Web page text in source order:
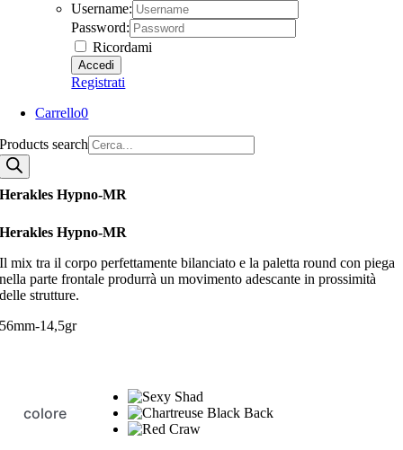
Username:
Password:
Ricordami
Registrati
Carrello0
Products search
Herakles Hypno-MR
Herakles Hypno-MR
Il mix tra il corpo perfettamente bilanciato e la paletta round con piega
nella parte frontale produrrà un movimento adescante in prossimità
delle strutture.
56mm-14,5gr
colore